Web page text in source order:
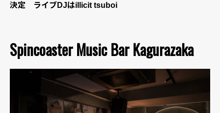
決定 ライブDJはillicit tsuboi
Spincoaster Music Bar Kagurazaka